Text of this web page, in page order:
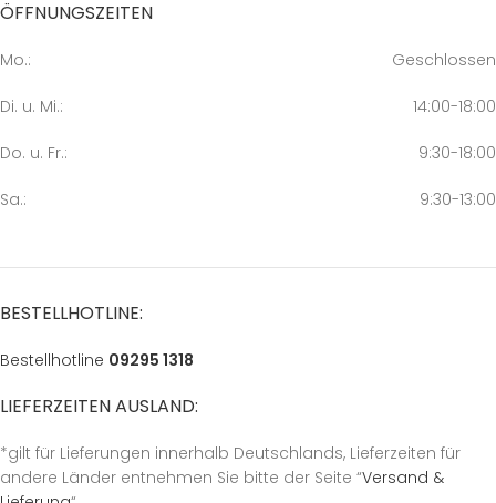
ÖFFNUNGSZEITEN
Mo.: Geschlossen
Di. u. Mi.: 14:00-18:00
Do. u. Fr.: 9:30-18:00
Sa.: 9:30-13:00
BESTELLHOTLINE:
Bestellhotline 09295 1318
LIEFERZEITEN AUSLAND:
*gilt für Lieferungen innerhalb Deutschlands, Lieferzeiten für
andere Länder entnehmen Sie bitte der Seite “Versand &